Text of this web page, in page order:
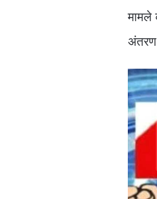
मामले
अंतरण